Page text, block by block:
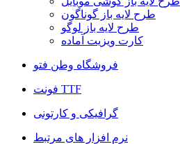
طرح لایه باز گوناگون
طرح لایه باز لوگو
کارت ویزیت آماده
فروشگاه وطن فتو
فونت TTF
گرافیکی و کارتونی
نرم افزار های مرتبط